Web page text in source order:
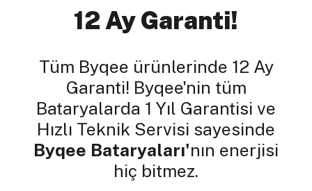
12 Ay Garanti!
Tüm Byqee ürünlerinde 12 Ay
Garanti! Byqee'nin tüm
Bataryalarda 1 Yıl Garantisi ve
Hızlı Teknik Servisi sayesinde
Byqee Bataryaları'nın enerjisi
hiç bitmez.